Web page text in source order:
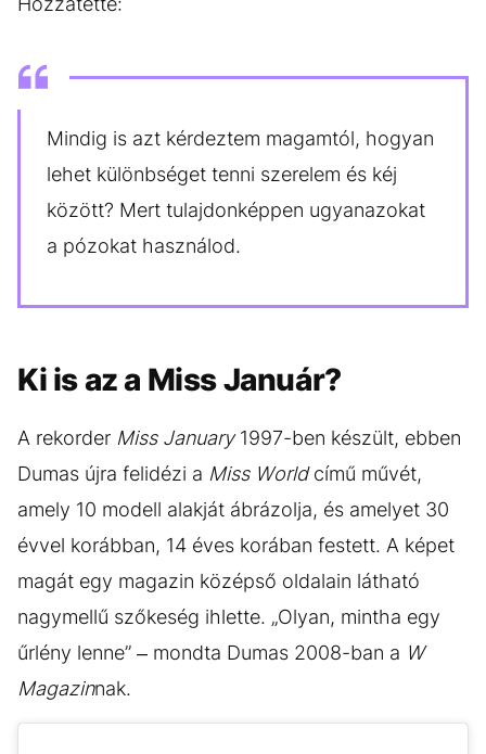
Mindig is azt kérdeztem magamtól, hogyan
lehet különbséget tenni szerelem és kéj
között? Mert tulajdonképpen ugyanazokat
a pózokat használod.
Ki is az a Miss Január?
A rekorder Miss January1997-ben készült, ebben
Dumas újra felidézi a Miss Worldcímű művét,
amely 10 modell alakját ábrázolja, és amelyet 30
évvel korábban, 14 éves korában festett. A képet
magát egy magazin középső oldalain látható
nagymellű szőkeség ihlette. „Olyan, mintha egy
űrlény lenne” – mondta Dumas 2008-ban a W
Magazinnak.